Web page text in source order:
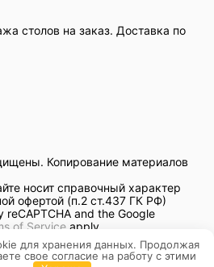
столов на заказ. Доставка по
Копирование материалов
носит справочный характер
офертой (п.2 ст.437 ГК РФ)
and the Google
of Service apply.
для хранения данных. Продолжая
свое согласие на работу с этими